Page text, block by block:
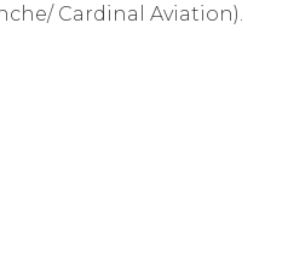
Cardinal Aviation).